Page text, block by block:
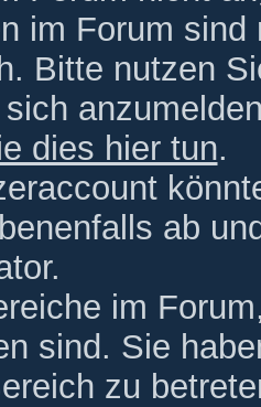
im Forum
Bitte nutzen
dies hier tun.
ab
im
sind. Sie
zu